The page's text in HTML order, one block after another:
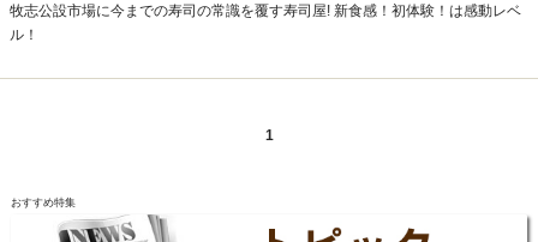
牧志公設市場に今までの寿司の常識を覆す寿司屋! 新食感！初体験！は感動レベ
ル！
1
おすすめ特集